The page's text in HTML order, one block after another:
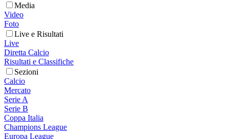
Media
Video
Foto
Live e Risultati
Live
Diretta Calcio
Risultati e Classifiche
Sezioni
Calcio
Mercato
Serie A
Serie B
Coppa Italia
Champions League
Europa League